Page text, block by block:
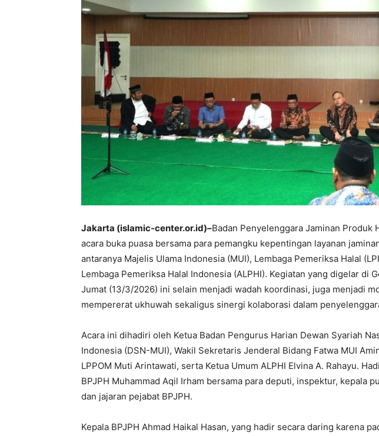
Jakarta (islamic-center.or.id)–Badan Penyelenggara Jaminan Produk
acara buka puasa bersama para pemangku kepentingan layanan
antaranya Majelis Ulama Indonesia (MUI), Lembaga Pemeriksa Halal
Lembaga Pemeriksa Halal Indonesia (ALPHI). Kegiatan yang digelar di
Jumat (13/3/2026) ini selain menjadi wadah koordinasi, juga menjadi
mempererat ukhuwah sekaligus sinergi kolaborasi dalam
Acara ini dihadiri oleh Ketua Badan Pengurus Harian Dewan Syariah
Indonesia (DSN-MUI), Wakil Sekretaris Jenderal Bidang Fatwa MUI
LPPOM Muti Arintawati, serta Ketua Umum ALPHI Elvina A. Rahayu.
BPJPH Muhammad Aqil Irham bersama para deputi, inspektur, kepala
dan jajaran pejabat BPJPH.
Kepala BPJPH Ahmad Haikal Hasan, yang hadir secara daring karena